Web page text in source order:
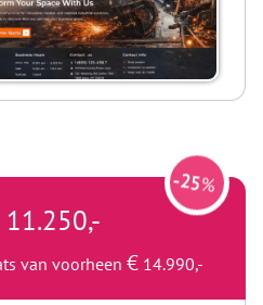
-25%
11.250,-
van voorheen € 14.990,-